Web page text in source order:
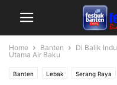
Home Banten
Di Balik
Utama Air Baku
Banten Lebak Serang Raya